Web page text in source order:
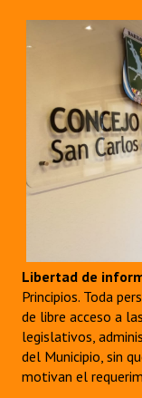
Libertad de
Principios. Toda
de libre acceso a
legislativos,
del Municipio, sin
motivan el